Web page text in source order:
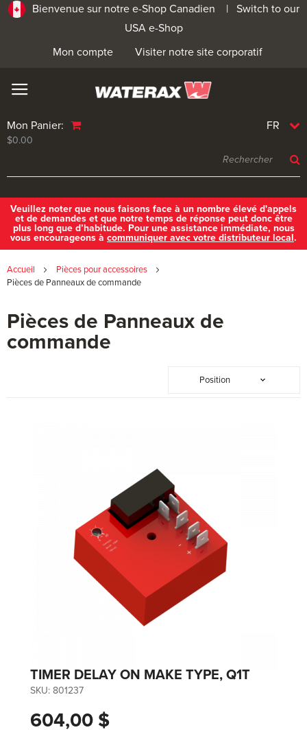
Bienvenue sur notre e-Shop Canadien | Switch to our
USA e-Shop
Visiter notre site corporatif
Mon compte
FR
Mon Panier:
$0.00
Veuillez noter que nous faisons face à un nombre élevé d'appels
et de demandes et que notre temps de réponse peut donc être
plus long que d’habitude. Pour une assistance immédiate, nous
vous encourageons à communiquer avec votre distributeur local.
Accueil
Pièces pour accessoires
Pièces de Panneaux de commande
Pièces de Panneaux de
commande
TIMER DELAY ON MAKE TYPE, Q1T
SKU: 801237
604,00 $